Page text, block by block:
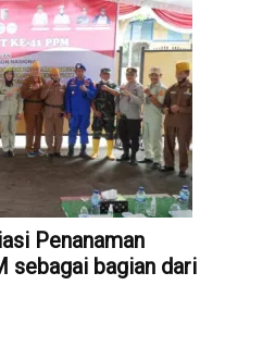
Penanaman
sebagai bagian dari